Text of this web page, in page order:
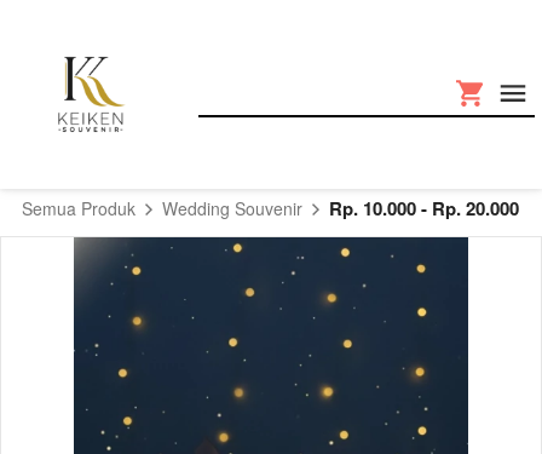
Semua Produk Wedding Souvenir Rp. 10.000 - Rp. 20.000